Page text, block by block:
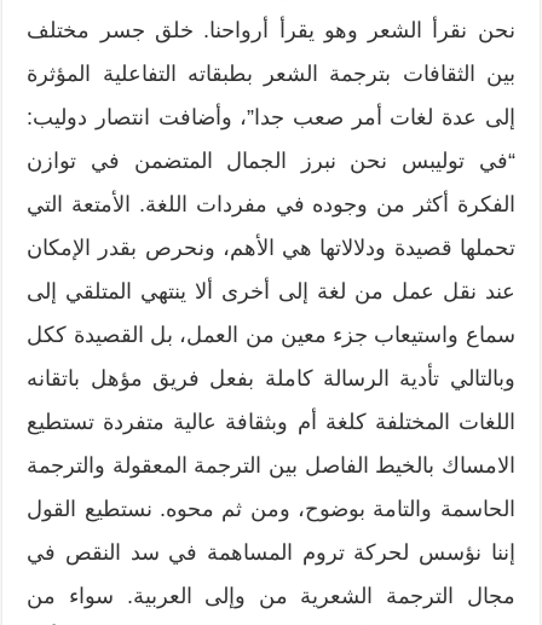
نحن نقرأ الشعر وهو يقرأ أرواحنا. خلق جسر مختلف
بين الثقافات بترجمة الشعر بطبقاته التفاعلية المؤثرة
إلى عدة لغات أمر صعب جدا”، وأضافت انتصار دوليب:
“في توليبس نحن نبرز الجمال المتضمن في توازن
الفكرة أكثر من وجوده في مفردات اللغة. الأمتعة التي
تحملها قصيدة ودلالاتها هي الأهم، ونحرص بقدر الإمكان
عند نقل عمل من لغة إلى أخرى ألا ينتهي المتلقي إلى
سماع واستيعاب جزء معين من العمل، بل القصيدة ككل
وبالتالي تأدية الرسالة كاملة بفعل فريق مؤهل باتقانه
اللغات المختلفة كلغة أم وبثقافة عالية متفردة تستطيع
الامساك بالخيط الفاصل بين الترجمة المعقولة والترجمة
الحاسمة والتامة بوضوح، ومن ثم محوه. نستطيع القول
إننا نؤسس لحركة تروم المساهمة في سد النقص في
مجال الترجمة الشعرية من وإلى العربية. سواء من